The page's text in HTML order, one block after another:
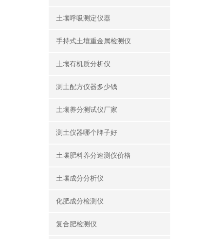
土壤呼吸测定仪器
手持式土壤重金属检测仪
土壤有机质分析仪
测土配方仪器多少钱
土壤养分测试仪厂家
测土仪器哪个牌子好
土壤肥料养分速测仪价格
土壤成分分析仪
化肥成分检测仪
复合肥检测仪